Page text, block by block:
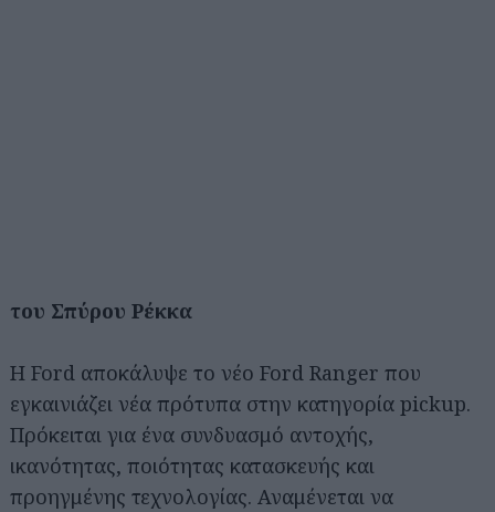
του Σπύρου Ρέκκα
Η Ford αποκάλυψε το νέο Ford Ranger που
εγκαινιάζει νέα πρότυπα στην κατηγορία pickup.
Πρόκειται για ένα συνδυασμό αντοχής,
ικανότητας, ποιότητας κατασκευής και
προηγμένης τεχνολογίας. Αναμένεται να